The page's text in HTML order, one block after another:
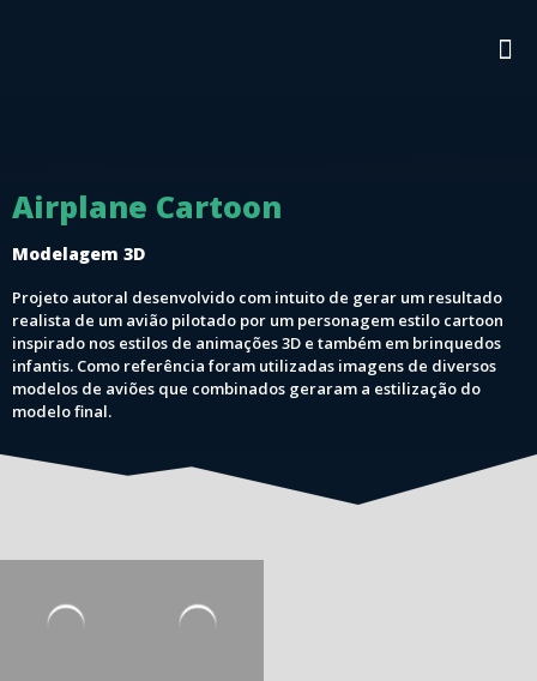
Airplane Cartoon
Modelagem 3D
Projeto autoral desenvolvido com intuito de gerar um resultado
realista de um avião pilotado por um personagem estilo cartoon
inspirado nos estilos de animações 3D e também em brinquedos
infantis. Como referência foram utilizadas imagens de diversos
modelos de aviões que combinados geraram a estilização do
modelo final.